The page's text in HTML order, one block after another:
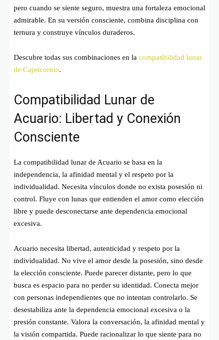
pero cuando se siente seguro, muestra una fortaleza emocional
admirable. En su versión consciente, combina disciplina con
ternura y construye vínculos duraderos.
Descubre todas sus combinaciones en la compatibilidad lunar
de Capricornio.
Compatibilidad Lunar de
Acuario: Libertad y Conexión
Consciente
La compatibilidad lunar de Acuario se basa en la
independencia, la afinidad mental y el respeto por la
individualidad. Necesita vínculos donde no exista posesión ni
control. Fluye con lunas que entienden el amor como elección
libre y puede desconectarse ante dependencia emocional
excesiva.
Acuario necesita libertad, autenticidad y respeto por la
individualidad. No vive el amor desde la posesión, sino desde
la elección consciente. Puede parecer distante, pero lo que
busca es espacio para no perder su identidad. Conecta mejor
con personas independientes que no intentan controlarlo. Se
desestabiliza ante la dependencia emocional excesiva o la
presión constante. Valora la conversación, la afinidad mental y
la visión compartida. Puede racionalizar lo que siente para no